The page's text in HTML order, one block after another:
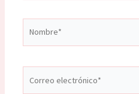
electrónico*